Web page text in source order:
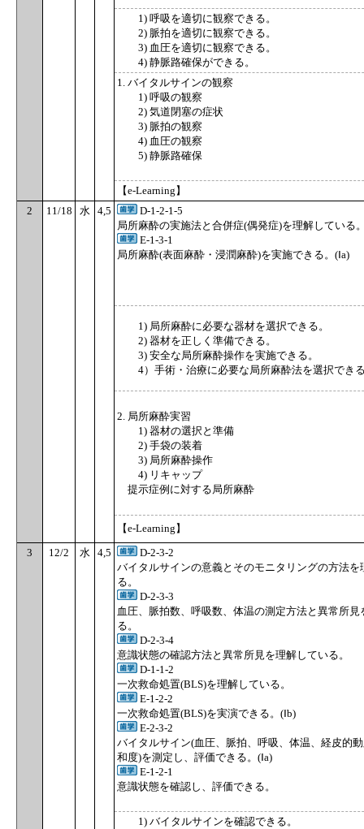
1) 呼吸を適切に観察できる。
2) 脈拍を適切に観察できる。
3) 血圧を適切に観察できる。
4) 静脈路確保ができる。
1. バイタルサインの観察
1) 呼吸の観察
2) 気道閉塞の症状
3) 脈拍の観察
4) 血圧の観察
5) 静脈路確保
【e-Learning】
2
11/18 水 4,5
D-1-2-1-5
局所麻酔の実施法と合併症(偶発症)を理解している
E-1-3-1
局所麻酔(表面麻酔・浸潤麻酔)を実施できる。(Ⅰa)
1) 局所麻酔に必要な器材を選択できる。
2) 器材を正しく準備できる。
3) 安全な局所麻酔操作を実施できる。
4）手術・治療に必要な局所麻酔法を選択
2. 局所麻酔実習
1) 器材の選択と準備
2) 手袋の装着
3) 局所麻酔操作
4) リキャップ
提示症例に対する局所麻酔
【e-Learning】
3
12/2 水 4,5
D-2-3-2
バイタルサインの意義とそのモニタリングの方法を
る。
D-2-3-3
血圧、脈拍数、呼吸数、体温の測定方法と異常所見
る。
D-2-3-4
意識状態の確認方法と異常所見を理解している。
D-1-1-2
一次救命処置(BLS)を理解している。
E-1-2-2
一次救命処置(BLS)を実演できる。(Ⅰb)
E-2-3-2
バイタルサイン(血圧、脈拍、呼吸、体温、経皮的
和度)を測定し、評価できる。(Ⅰa)
E-1-2-1
意識状態を確認し、評価できる。
1) バイタルサインを確認できる。